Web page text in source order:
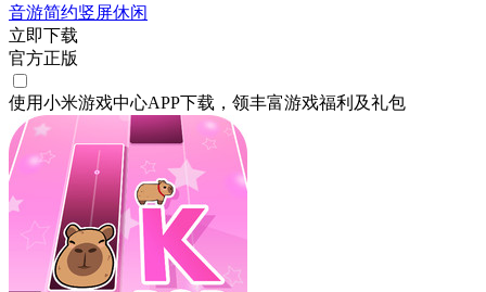
音游简约竖屏休闲
立即下载
官方正版
使用小米游戏中心APP下载 ，领丰富游戏福利 及礼包